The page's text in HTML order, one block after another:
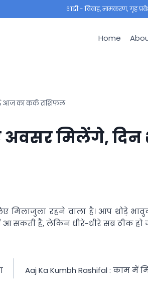
शादी - विवाह, नामकरण, गृह
Home
आज का कर्क राशिफल
अवसर मिलेंगे,
मिलाजुला रहने वाला है। आप थोड़े
सकती हैं, लेकिन धीरे-धीरे सब ठीक हो
Aaj Ka Kumbh Rashifal : काम